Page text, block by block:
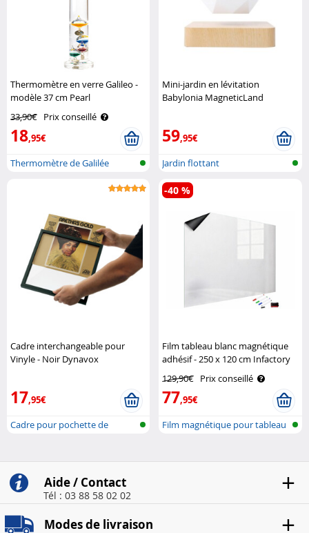
Thermomètre en verre Galileo -
modèle 37 cm Pearl
33,90€ Prix conseillé
18,95€
Thermomètre de Galilée
Mini-jardin en lévitation
Babylonia MagneticLand
59,95€
Jardin flottant
Cadre interchangeable pour
Vinyle - Noir Dynavox
17,95€
Cadre pour pochette de
Film tableau blanc magnétique
adhésif - 250 x 120 cm Infactory
129,90€ Prix conseillé
77,95€
-40 %
Film magnétique pour tableau
Aide / Contact
Tél : 03 88 58 02 02
Modes de livraison